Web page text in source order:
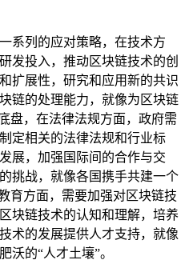
系列的应对策略，在技术方
发投入，推动区块链技术的创
扩展性，研究和应用新的共识
链的处理能力，就像为区块链
盘，在法律法规方面，政府需
定相关的法律法规和行业标
展，加强国际间的合作与交
挑战，就像各国携手共建一个
育方面，需要加强对区块链技
块链技术的认知和理解，培养
术的发展提供人才支持，就像
沃的“人才土壤”。